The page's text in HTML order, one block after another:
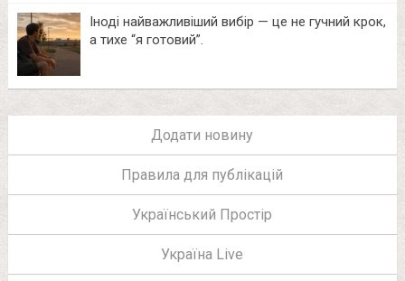
Іноді найважливіший вибір — це не гучний крок,
а тихе “я готовий”.
Додати новину
Правила для публікацій
Український Простір
Україна Live